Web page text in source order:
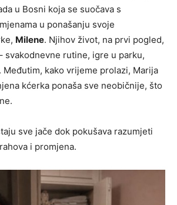
u Bosni koja se suočava s
u ponašanju svoje
Milene. Njihov život, na prvi pogled,
svakodnevne rutine, igre u parku,
kako vrijeme prolazi, Marija
kćerka ponaša sve neobičnije, što
sve jače dok pokušava razumjeti
i promjena.